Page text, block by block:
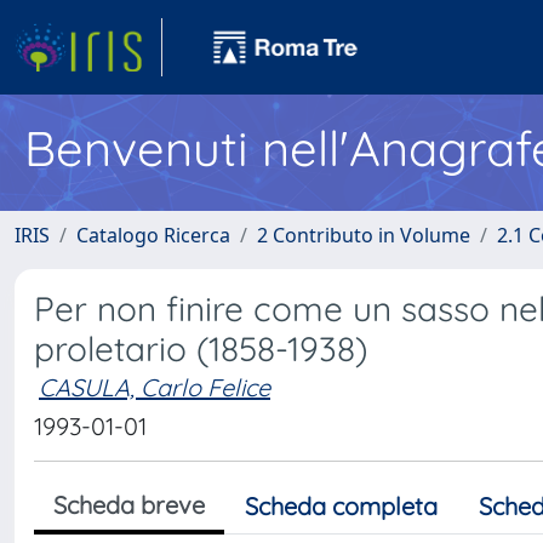
Benvenuti
IRIS Catalogo Ricerca 2 Contributo in Volume 2.1
Per non finire come un sasso
proletario (1858-1938)
CASULA, Carlo Felice
1993-01-01
Scheda breve Scheda completa